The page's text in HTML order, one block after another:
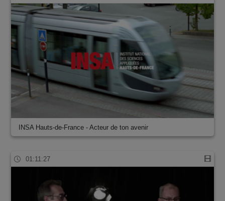
INSA Hauts-de-France - Acteur de ton avenir
01:11:27